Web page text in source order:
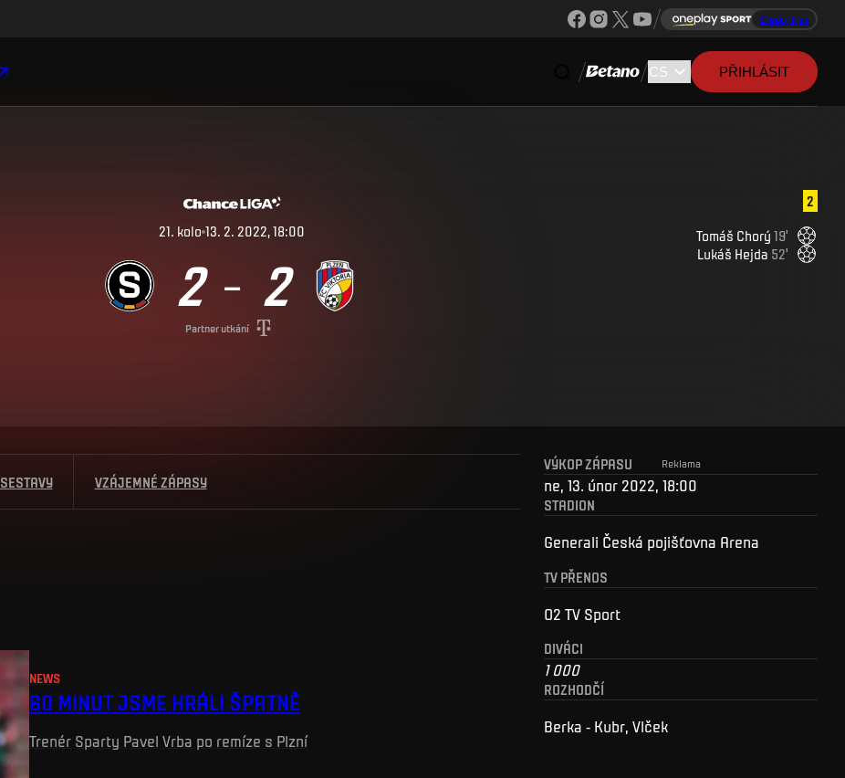
Sleduj ligu
PŘIHLÁSIT
21. kolo 13. 2. 2022, 18:00
2 – 2
Partner utkání
2
Tomáš Chorý 19'
Lukáš Hejda 52'
SESTAVY VZÁJEMNÉ ZÁPASY
NEWS
60 MINUT JSME HRÁLI ŠPATNĚ
Trenér Sparty Pavel Vrba po remíze s Plzní
Reklama
VÝKOP ZÁPASU
ne, 13. únor 2022, 18:00
STADION
Generali Česká pojišťovna Arena
TV PŘENOS
O2 TV Sport
DIVÁCI
1 000
ROZHODČÍ
Berka - Kubr, Vlček